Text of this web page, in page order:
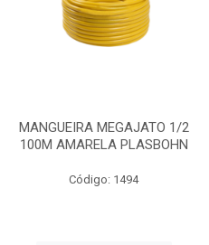
MANGUEIRA MEGAJATO 1/2
100M AMARELA PLASBOHN
Código: 1494